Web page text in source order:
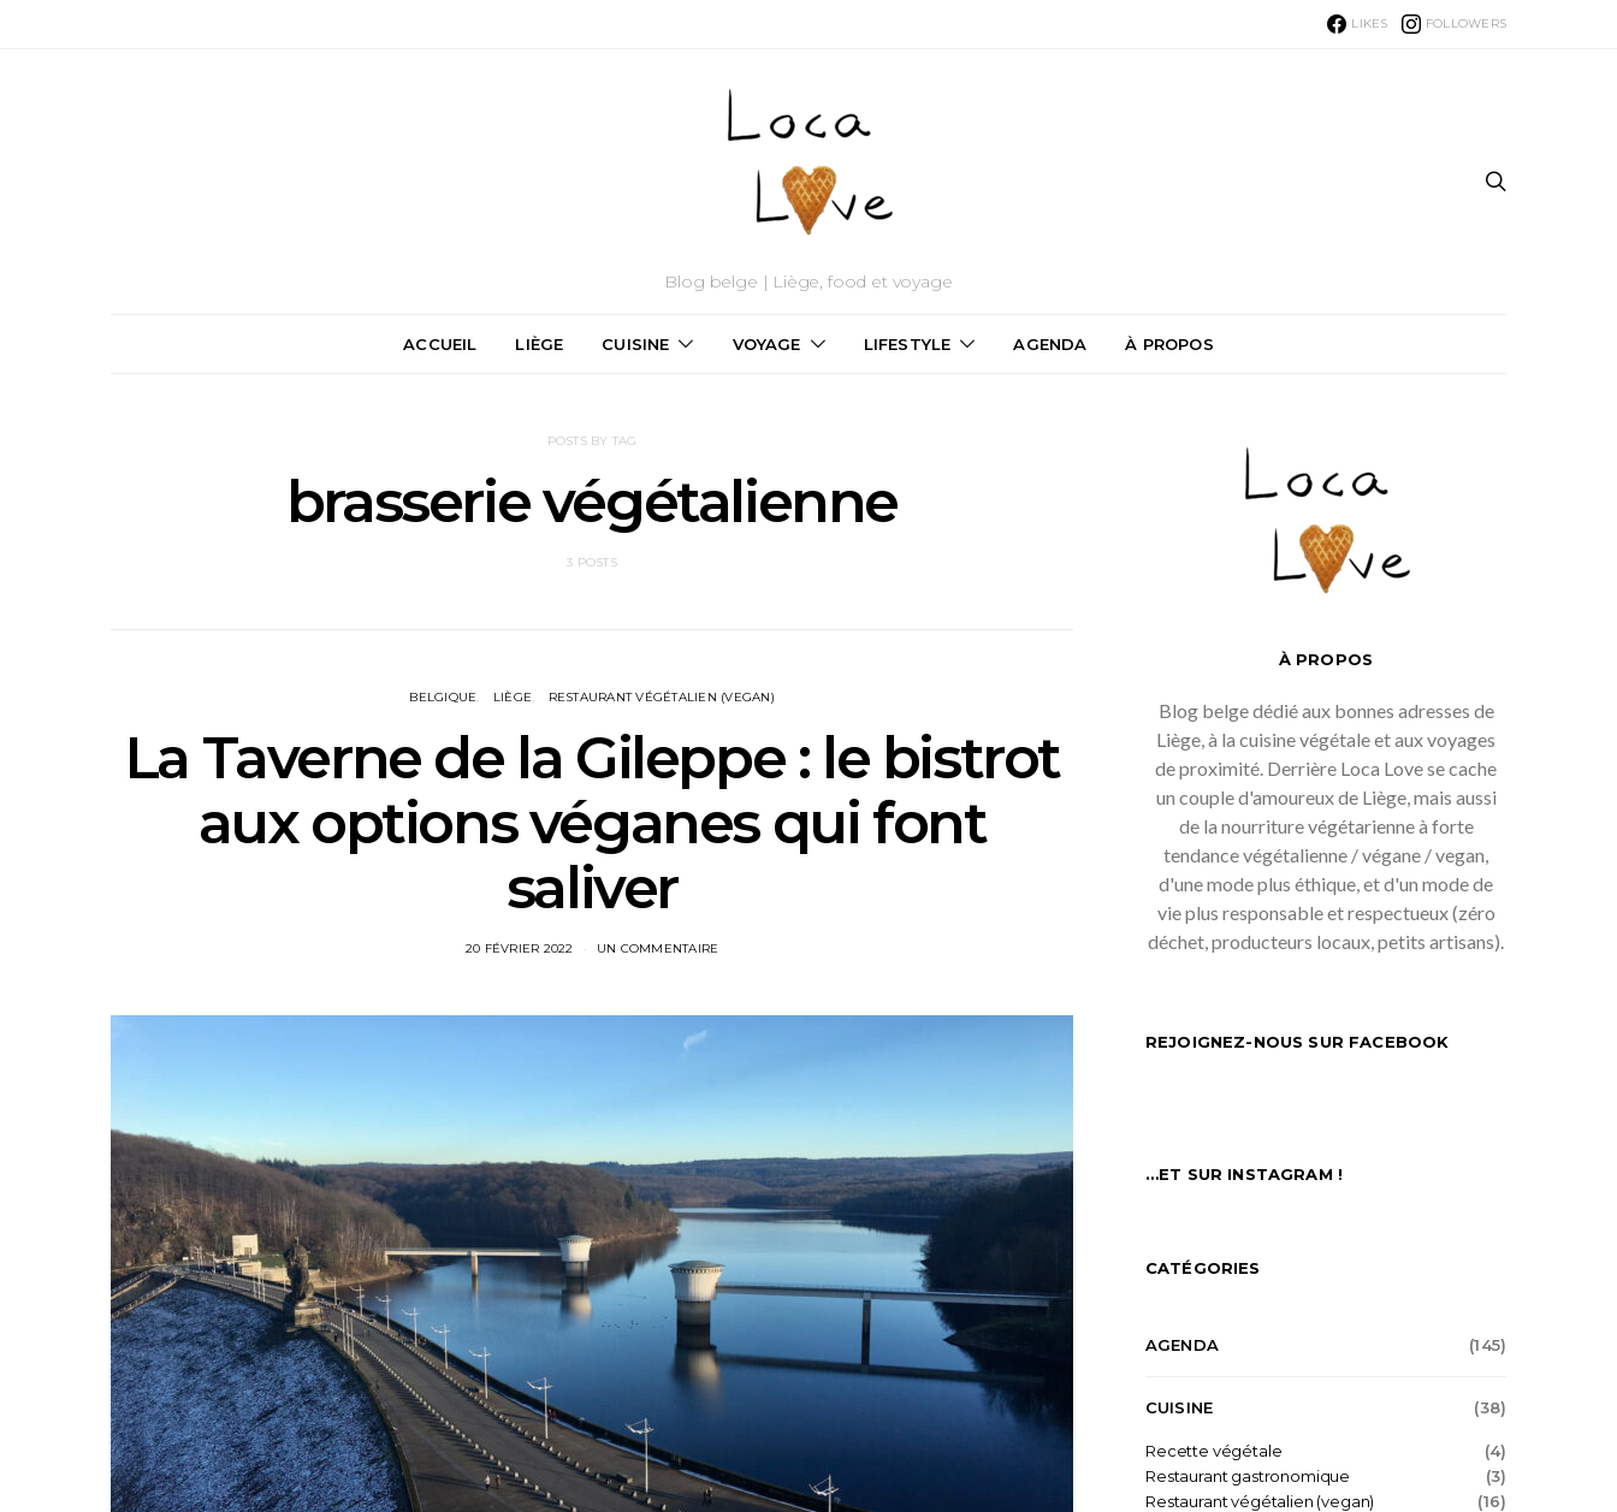
LIKES FOLLOWERS
Blog belge | Liège, food et voyage
ACCUEIL LIÈGE CUISINE VOYAGE LIFESTYLE AGENDA À PROPOS
POSTS BY TAG
brasserie végétalienne
3 POSTS
BELGIQUE LIÈGE RESTAURANT VÉGÉTALIEN (VEGAN)
La Taverne de la Gileppe : le bistrot
aux options véganes qui font
saliver
20 FÉVRIER 2022 UN COMMENTAIRE
À PROPOS
Blog belge dédié aux bonnes adresses de
Liège, à la cuisine végétale et aux voyages
de proximité. Derrière Loca Love se cache
un couple d'amoureux de Liège, mais aussi
de la nourriture végétarienne à forte
tendance végétalienne / végane / vegan,
d'une mode plus éthique, et d'un mode de
vie plus responsable et respectueux (zéro
déchet, producteurs locaux, petits artisans).
REJOIGNEZ-NOUS SUR FACEBOOK
…ET SUR INSTAGRAM !
CATÉGORIES
AGENDA (145)
CUISINE (38)
Recette végétale
(4)
Restaurant gastronomique
(3)
Restaurant végétalien (vegan)
(16)